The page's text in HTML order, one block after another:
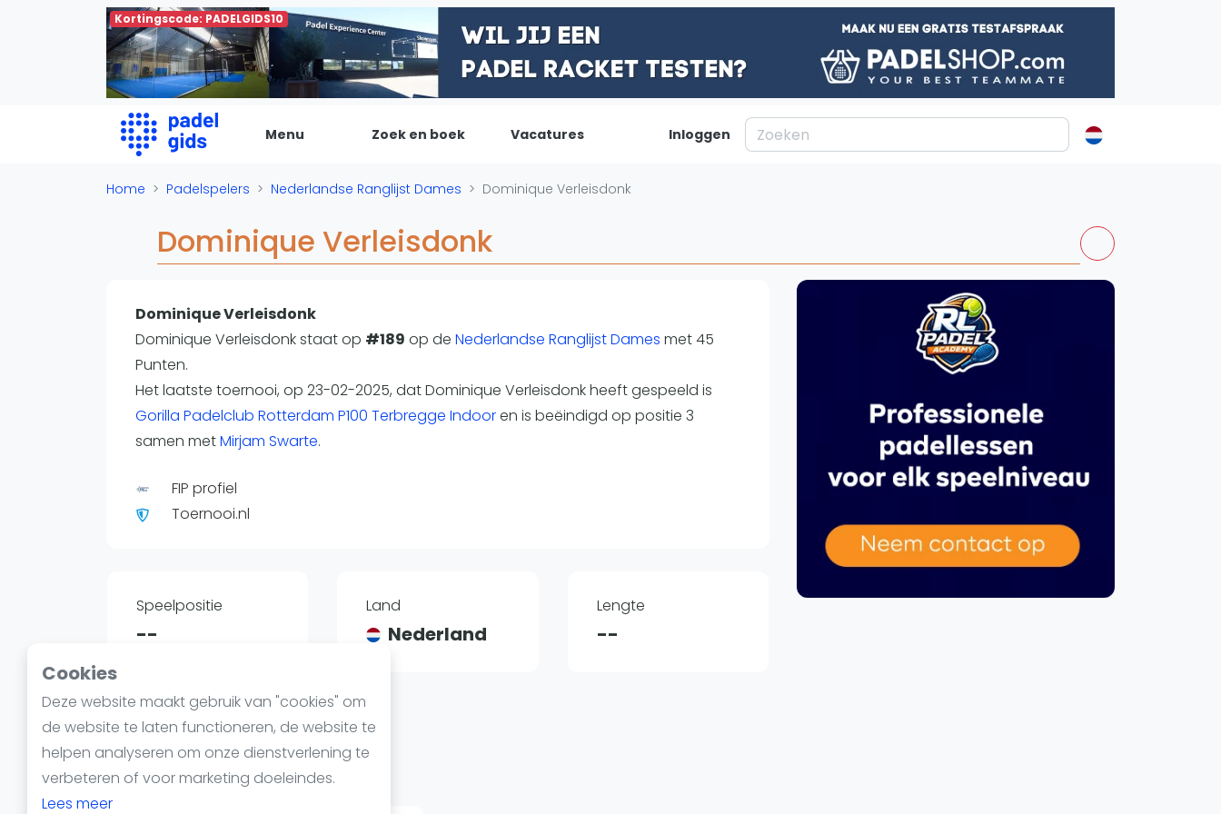
Cookies
Deze website maakt gebruik van "cookies" om
de website te laten functioneren, de website te
helpen analyseren om onze dienstverlening te
verbeteren of voor marketing doeleindes.
Lees meer
Kortingscode: PADELGIDS10
Menu
De Padel Gids
Alle padel locaties
Padelwinkels
Organisatie
Merken
Banenbouwers
Overige categorien
Reserveringssystemen
Padelscholen
Laatste updates
Padel
Forum
Nieuws
Padelgear
Overige
Adverteren
WhatsApp
Zoek en boek Vacatures Inloggen
Home Padelspelers Nederlandse Ranglijst Dames Dominique Verleisdonk
Dominique Verleisdonk
Dominique Verleisdonk
Dominique Verleisdonk staat op #189 op de Nederlandse Ranglijst Dames met 45
Punten.
Het laatste toernooi, op 23-02-2025, dat Dominique Verleisdonk heeft gespeeld is
Gorilla Padelclub Rotterdam P100 Terbregge Indooren is beëindigd op positie 3
samen metMirjam Swarte.
FIP profiel
Toernooi.nl
Speelpositie
--
Land
Nederland
Lengte
--
Nummer
14614693
Kortingscode: PADELGIDS10